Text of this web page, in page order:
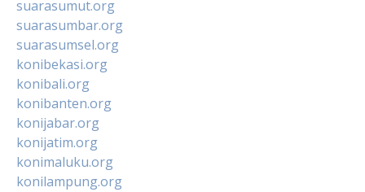
suarasumut.org
suarasumbar.org
suarasumsel.org
konibekasi.org
konibali.org
konibanten.org
konijabar.org
konijatim.org
konimaluku.org
konilampung.org